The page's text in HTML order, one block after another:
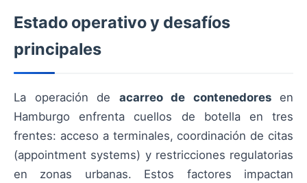
Estado operativo y desafíos
principales
La operación de acarreo de contenedoresen
Hamburgo enfrenta cuellos de botella en tres
frentes: acceso a terminales, coordinación de citas
(appointment systems) y restricciones regulatorias
en zonas urbanas. Estos factores impactan